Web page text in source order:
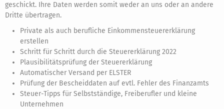
geschickt. Ihre Daten werden somit weder an uns oder an andere
Dritte übertragen.
Private als auch berufliche Einkommensteuererklärung
erstellen
Schritt für Schritt durch die Steuererklärung 2022
Plausibilitätsprüfung der Steuererklärung
Automatischer Versand per ELSTER
Prüfung der Bescheiddaten auf evtl. Fehler des Finanzamts
Steuer-Tipps für Selbstständige, Freiberufler und kleine
Unternehmen